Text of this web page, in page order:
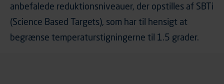
anbefalede reduktionsniveauer, der opstilles af SBTi
(Science Based Targets), som har til hensigt at
begrænse temperaturstigningerne til 1.5 grader.